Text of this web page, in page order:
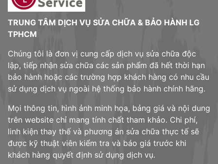
TRUNG TÂM DỊCH VỤ SỬA CHỮA & BẢO HÀNH LG
TPHCM
Chúng tôi là đơn vị cung cấp dịch vụ sửa chữa độc
lập, tiếp nhận sửa chữa các sản phẩm đã hết thời hạn
bảo hành hoặc các trường hợp khách hàng có nhu cầu
sử dụng dịch vụ ngoài hệ thống bảo hành chính hãng.
Mọi thông tin, hình ảnh minh họa, bảng giá và nội dung
trên website chỉ mang tính chất tham khảo. Chi phí,
linh kiện thay thế và phương án sửa chữa thực tế sẽ
được kỹ thuật viên kiểm tra và báo giá trước khi
khách hàng quyết định sử dụng dịch vụ.